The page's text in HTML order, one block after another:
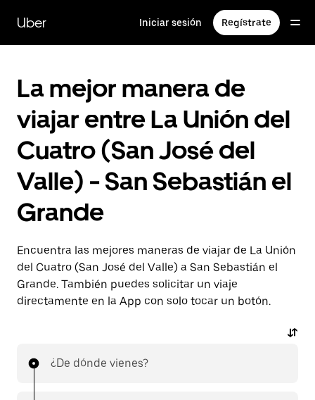
contenido
principal
Uber Iniciar sesión Regístrate
La mejor manera de
viajar entre La Unión del
Cuatro (San José del
Valle) - San Sebastián el
Grande
Encuentra las mejores maneras de viajar de La Unión
del Cuatro (San José del Valle) a San Sebastián el
Grande. También puedes solicitar un viaje
directamente en la App con solo tocar un botón.
¿De dónde vienes?